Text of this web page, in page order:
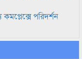
কমপ্লেক্সে পরিদর্শন